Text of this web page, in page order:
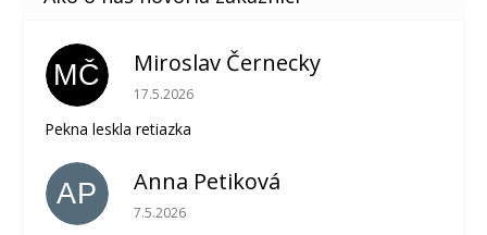
MČ Miroslav Černecky
Hodnotenie obchodu je 5 z 5 hviezdičiek.
17.5.2026
Pekna leskla retiazka
AP Anna Petiková
Hodnotenie obchodu je 5 z 5 hviezdičiek.
7.5.2026